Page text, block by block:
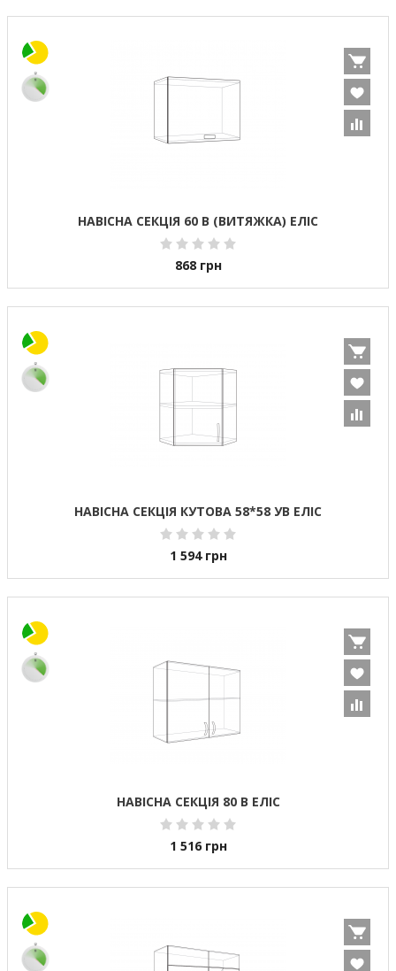
НАВІСНА СЕКЦІЯ 60 В (ВИТЯЖКА) ЕЛІС
868 грн
НАВІСНА СЕКЦІЯ КУТОВА 58*58 УВ ЕЛІС
1 594 грн
НАВІСНА СЕКЦІЯ 80 В ЕЛІС
1 516 грн